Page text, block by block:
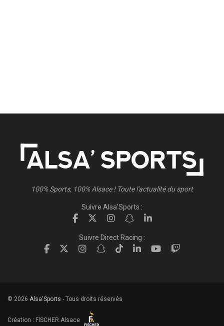
100% Sports, 100% Alsace ! Toute l'actualité du sport
Suivre Alsa'Sports :
Suivre Direct Racing :
© 2026 Alsa'Sports - Tous droits réservés
Création : FISCHER.Alsace